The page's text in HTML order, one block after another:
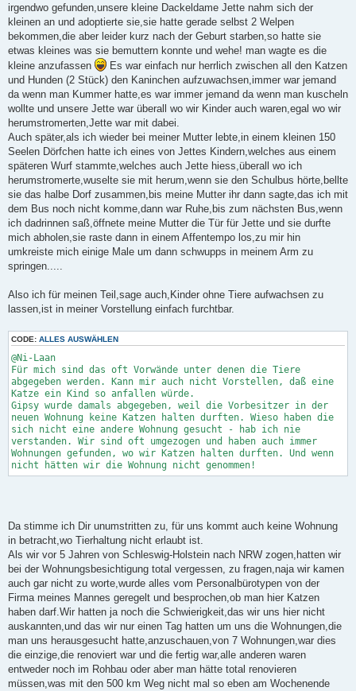
irgendwo gefunden,unsere kleine Dackeldame Jette nahm sich der
kleinen an und adoptierte sie,sie hatte gerade selbst 2 Welpen
bekommen,die aber leider kurz nach der Geburt starben,so hatte sie
etwas kleines was sie bemuttern konnte und wehe! man wagte es die
kleine anzufassen
Es war einfach nur herrlich zwischen all den Katzen
und Hunden (2 Stück) den Kaninchen aufzuwachsen,immer war jemand
da wenn man Kummer hatte,es war immer jemand da wenn man kuscheln
wollte und unsere Jette war überall wo wir Kinder auch waren,egal wo wir
herumstromerten,Jette war mit dabei.
Auch später,als ich wieder bei meiner Mutter lebte,in einem kleinen 150
Seelen Dörfchen hatte ich eines von Jettes Kindern,welches aus einem
späteren Wurf stammte,welches auch Jette hiess,überall wo ich
herumstromerte,wuselte sie mit herum,wenn sie den Schulbus hörte,bellte
sie das halbe Dorf zusammen,bis meine Mutter ihr dann sagte,das ich mit
dem Bus noch nicht komme,dann war Ruhe,bis zum nächsten Bus,wenn
ich dadrinnen saß,öffnete meine Mutter die Tür für Jette und sie durfte
mich abholen,sie raste dann in einem Affentempo los,zu mir hin
umkreiste mich einige Male um dann schwupps in meinem Arm zu
springen.....
Also ich für meinen Teil,sage auch,Kinder ohne Tiere aufwachsen zu
lassen,ist in meiner Vorstellung einfach furchtbar.
CODE: ALLES AUSWÄHLEN
@Ni-Laan
Für mich sind das oft Vorwände unter denen die Tiere
abgegeben werden. Kann mir auch nicht Vorstellen, daß eine
Katze ein Kind so anfallen würde.
Gipsy wurde damals abgegeben, weil die Vorbesitzer in der
neuen Wohnung keine Katzen halten durften. Wieso haben die
sich nicht eine andere Wohnung gesucht - hab ich nie
verstanden. Wir sind oft umgezogen und haben auch immer
Wohnungen gefunden, wo wir Katzen halten durften. Und wenn
nicht hätten wir die Wohnung nicht genommen!
Da stimme ich Dir unumstritten zu, für uns kommt auch keine Wohnung
in betracht,wo Tierhaltung nicht erlaubt ist.
Als wir vor 5 Jahren von Schleswig-Holstein nach NRW zogen,hatten wir
bei der Wohnungsbesichtigung total vergessen, zu fragen,naja wir kamen
auch gar nicht zu worte,wurde alles vom Personalbürotypen von der
Firma meines Mannes geregelt und besprochen,ob man hier Katzen
haben darf.Wir hatten ja noch die Schwierigkeit,das wir uns hier nicht
auskannten,und das wir nur einen Tag hatten um uns die Wohnungen,die
man uns herausgesucht hatte,anzuschauen,von 7 Wohnungen,war dies
die einzige,die renoviert war und die fertig war,alle anderen waren
entweder noch im Rohbau oder aber man hätte total renovieren
müssen,was mit den 500 km Weg nicht mal so eben am Wochenende